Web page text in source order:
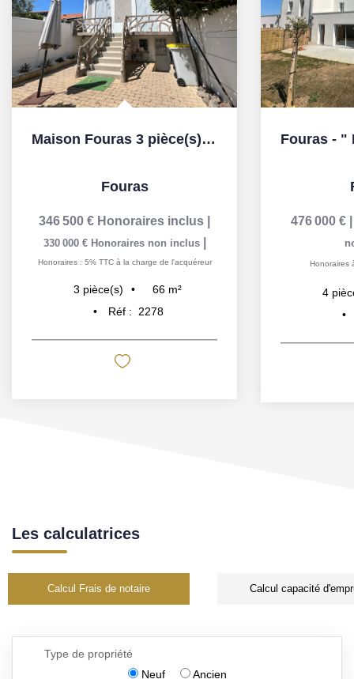
Maison Fouras 3 pièce(s) 66 m2
Fouras
346 500 € Honoraires inclus
330 000 € Honoraires non inclus
Honoraires : 5% TTC à la charge de l'acquéreur
3 pièce(s) 66 m²
Réf :
2278
476 000 €
Honoraires
4
Les calculatrices
Calcul Frais de notaire Calcul capacité